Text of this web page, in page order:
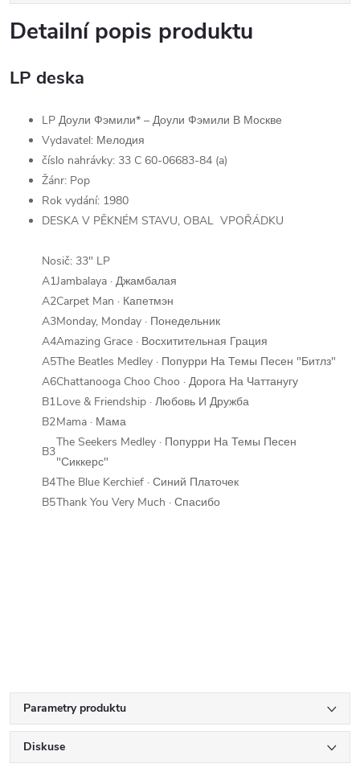
Detailní popis produktu
LP deska
LP Доули Фэмили* – Доули Фэмили В Москве
Vydavatel: Мелодия
číslo nahrávky: 33 C 60-06683-84 (a)
Žánr: Pop
Rok vydání: 1980
DESKA V PĚKNÉM STAVU, OBAL VPOŘÁDKU
Nosič: 33" LP
A1Jambalaya · Джамбалая
A2Carpet Man · Капетмэн
A3Monday, Monday · Понедельник
A4Amazing Grace · Восхитительная Грация
A5The Beatles Medley · Попурри На Темы Песен "Битлз"
A6Chattanooga Choo Choo · Дорога На Чаттанугу
B1Love & Friendship · Любовь И Дружба
B2Mama · Мама
B3
The Seekers Medley · Попурри На Темы Песен
"Сиккерс"
B4The Blue Kerchief · Синий Платочек
B5Thank You Very Much · Спасибо
Parametry produktu
Diskuse